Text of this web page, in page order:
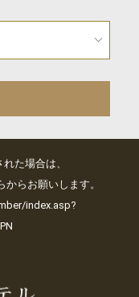
た場合は、
らお願いします。
index.asp?